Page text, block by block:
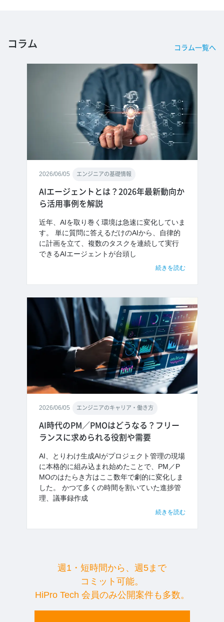
コラム コラム一覧へ
2026/06/05 エンジニアの基礎情報
AIエージェントとは？2026年最新動向か
ら活用事例を解説
近年、AIを取り巻く環境は急速に変化していま
す。 単に質問に答えるだけのAIから、自律的
に計画を立て、複数のタスクを連続して実行
できるAIエージェントが台頭し
続きを読む
2026/06/05 エンジニアのキャリア・働き方
AI時代のPM／PMOはどうなる？フリー
ランスに求められる役割や需要
AI、とりわけ生成AIがプロジェクト管理の現場
に本格的に組み込まれ始めたことで、PM／P
MOのはたらき方はここ数年で劇的に変化しま
した。 かつて多くの時間を割いていた進捗管
理、議事録作成
続きを読む
週1・短時間から、週5まで
コミット可能。
HiPro Tech 会員のみ公開案件も多数。